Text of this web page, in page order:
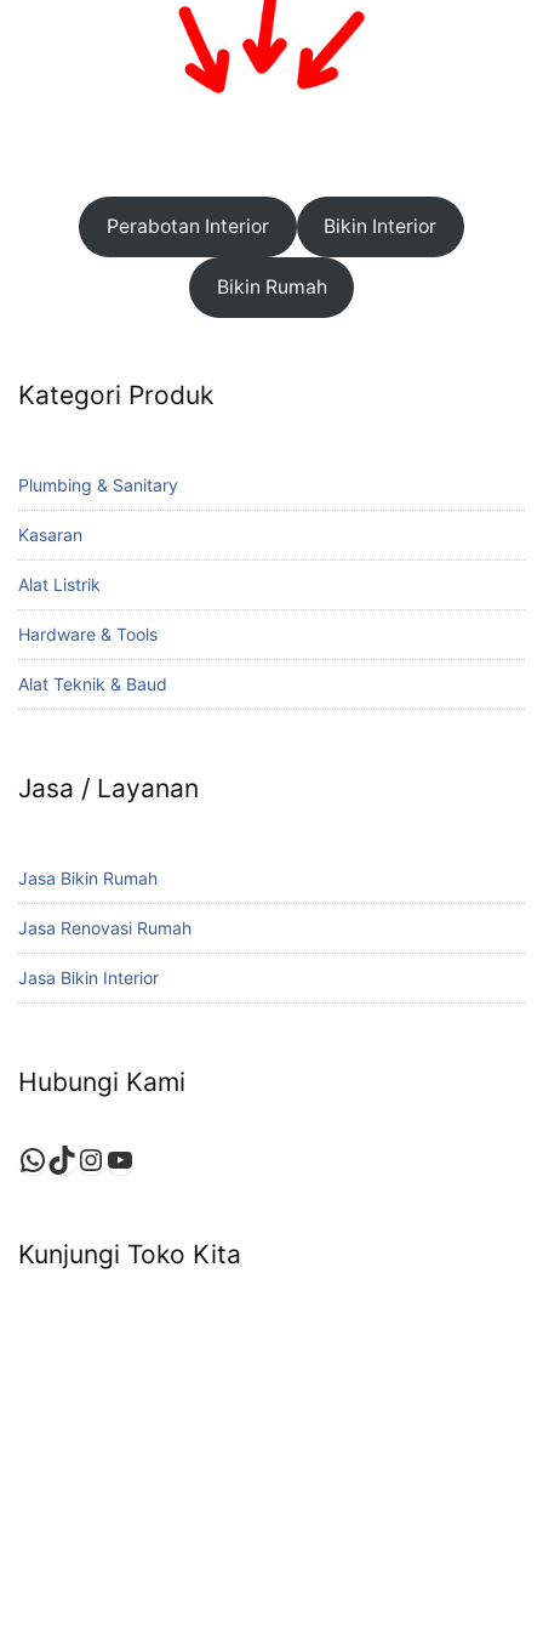
Perabotan Interior Bikin Interior
Bikin Rumah
Kategori Produk
Plumbing & Sanitary
Kasaran
Alat Listrik
Hardware & Tools
Alat Teknik & Baud
Jasa / Layanan
Jasa Bikin Rumah
Jasa Renovasi Rumah
Jasa Bikin Interior
Hubungi Kami
WhatsApp
TikTok
Instagram
YouTube
Kunjungi Toko Kita